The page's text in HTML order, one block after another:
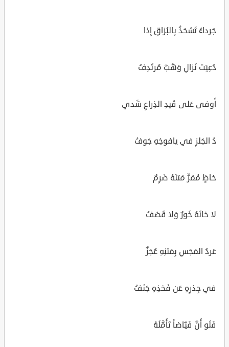
جَرداءُ تَشحَذُ بِالبُزاقِ إِذا
دُعِيَت نَزالِ وَهَبَّ مُرتَدِفُ
أَوفى عَلى قَيدِ الذِراعِ شَدي
دُ الجَلزِ في يافوخِهِ جَوفُ
خاظٍ مُمَرٌّ مَتنَهُ ضَرِمٌ
لا خانَهُ خَورٌ وَلا قَضَفُ
عَردُ المَجَسِ بِمَتنِهِ عُجَزٌ
في جِذرِهِ عَن فَخذِهِ جَنَفُ
فَلَو أَنَّ فَيّاضاً تَأَمَّلَهُ